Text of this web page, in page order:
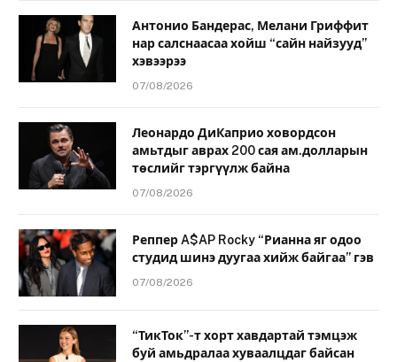
Антонио Бандерас, Мелани Гриффит
нар салснаасаа хойш “сайн найзууд”
хэвээрээ
07/08/2026
Леонардо ДиКаприо ховордсон
амьтдыг аврах 200 сая ам.долларын
төслийг тэргүүлж байна
07/08/2026
Реппер A$AP Rocky “Рианна яг одоо
студид шинэ дуугаа хийж байгаа” гэв
07/08/2026
“ТикТок”-т хорт хавдартай тэмцэж
буй амьдралаа хуваалцдаг байсан